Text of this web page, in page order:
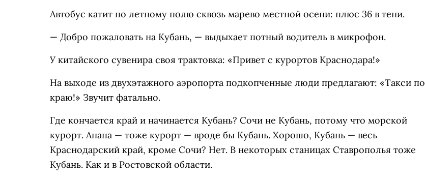
Автобус катит по летному полю сквозь марево местной осени: плюс 36 в тени.
— Добро пожаловать на Кубань, — выдыхает потный водитель в микрофон.
У китайского сувенира своя трактовка: «Привет с курортов Краснодара!»
На выходе из двухэтажного аэропорта подкопченные люди предлагают: «Такси по
краю!» Звучит фатально.
Где кончается край и начинается Кубань? Сочи не Кубань, потому что морской
курорт. Анапа — тоже курорт — вроде бы Кубань. Хорошо, Кубань — весь
Краснодарский край, кроме Сочи? Нет. В некоторых станицах Ставрополья тоже
Кубань. Как и в Ростовской области.